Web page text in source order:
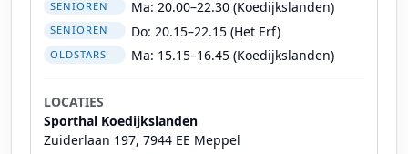
SENIOREN Ma: 20.00–22.30 (Koedijkslanden)
SENIOREN Do: 20.15–22.15 (Het Erf)
OLDSTARS Ma: 15.15–16.45 (Koedijkslanden)
LOCATIES
Sporthal Koedijkslanden
Zuiderlaan 197, 7944 EE Meppel